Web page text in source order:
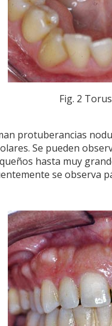
Fig. 2
protuberancias
Se pueden
hasta muy
se observa